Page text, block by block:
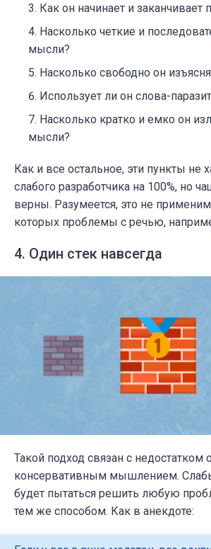
Как он начинает и заканчивает
Насколько четкие и
мысли?
Насколько свободно он
Использует ли он слова-
Насколько кратко и емко он
мысли?
Как и все остальное, эти пункты не
слабого разработчика на 100%, но
верны. Разумеется, это не
которых проблемы с речью,
4. Один стек навсегда
Такой подход связан с недостатком
консервативным мышлением.
будет пытаться решить любую
тем же способом. Как в анекдоте: